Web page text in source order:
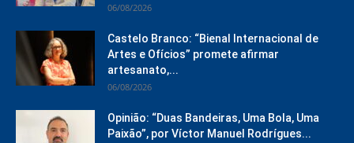
06/08/2026
Castelo Branco: “Bienal Internacional de
Artes e Ofícios” promete afirmar
artesanato,...
06/08/2026
Opinião: “Duas Bandeiras, Uma Bola, Uma
Paixão”, por Víctor Manuel Rodrígues...